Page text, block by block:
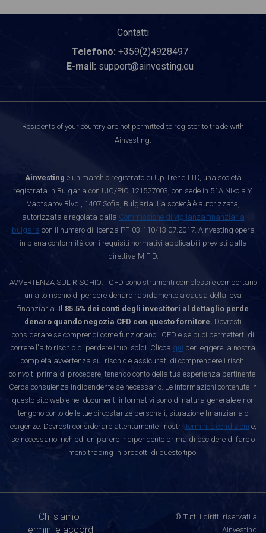
Contatti
Telefono: +359(2)4928497
E-mail: support@ainvesting.eu
Residents of your country are not permitted to register to trade with
Ainvesting.
Ainvesting è un marchio registrato di Up Trend LTD, una società
registrata in Bulgaria con UIC/PIC 121527003, con sede in 51A Nikola Y.
Vaptsarov Blvd., 1407 Sofia, Bulgaria. La società è autorizzata,
autorizzata e regolata dalla Commissione di vigilanza finanziaria
bulgara con il numero di licenza РГ-03-110/13.07.2017. Ainvesting opera
in piena conformità con i requisiti normativi applicabili previsti dalla
direttiva MiFID.
AVVERTENZA SUL RISCHIO: I CFD sono strumenti complessi e comportano
un alto rischio di perdere denaro rapidamente a causa della leva
finanziaria. Il 85.5% dei conti degli investitori al dettaglio perde
denaro quando negozia CFD con questo fornitore. Dovresti
considerare se comprendi come funzionano i CFD e se puoi permetterti di
correre l'alto rischio di perdere i tuoi soldi. Clicca qui per leggere la nostra
completa avvertenza sul rischio e assicurati di comprendere i rischi
coinvolti prima di procedere, tenendo conto della tua esperienza pertinente.
Cerca consulenza indipendente se necessario. Le informazioni contenute in
questo sito web e nei documenti informativi sono di natura generale e non
tengono conto delle tue circostanze personali, situazione finanziaria o
esigenze. Dovresti considerare attentamente i nostri Termini e condizioni e,
se necessario, richiedi un parere indipendente prima di decidere di fare o
meno trading in prodotti di questo tipo.
Chi siamo
Termini e accordi
© Tutti i diritti riservati a
Ainvesting